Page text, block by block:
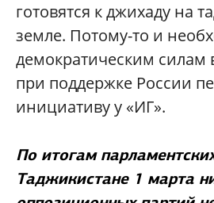
готовятся к джихаду на
земле. Потому-то и
демократическим силам
при поддержке России
инициативу у «ИГ».
По итогам
Таджикистане 1 марта